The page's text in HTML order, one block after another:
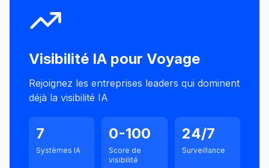
Visibilité IA pour Voyage
Rejoignez les entreprises leaders qui dominent
déjà la visibilité IA
7
Systèmes IA
0-100
Score de
visibilité
24/7
Surveillance